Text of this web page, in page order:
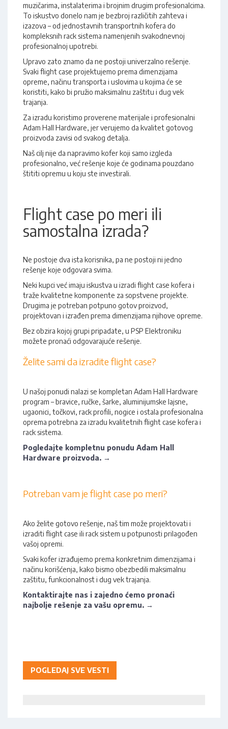
muzičarima, instalaterima i brojnim drugim profesionalcima.
To iskustvo donelo nam je bezbroj različitih zahteva i
izazova – od jednostavnih transportnih kofera do
kompleksnih rack sistema namenjenih svakodnevnoj
profesionalnoj upotrebi.
Upravo zato znamo da ne postoji univerzalno rešenje.
Svaki flight case projektujemo prema dimenzijama
opreme, načinu transporta i uslovima u kojima će se
koristiti, kako bi pružio maksimalnu zaštitu i dug vek
trajanja.
Za izradu koristimo proverene materijale i profesionalni
Adam Hall Hardware, jer verujemo da kvalitet gotovog
proizvoda zavisi od svakog detalja.
Naš cilj nije da napravimo kofer koji samo izgleda
profesionalno, već rešenje koje će godinama pouzdano
štititi opremu u koju ste investirali.
Flight case po meri ili
samostalna izrada?
Ne postoje dva ista korisnika, pa ne postoji ni jedno
rešenje koje odgovara svima.
Neki kupci već imaju iskustva u izradi flight case kofera i
traže kvalitetne komponente za sopstvene projekte.
Drugima je potreban potpuno gotov proizvod,
projektovan i izrađen prema dimenzijama njihove opreme.
Bez obzira kojoj grupi pripadate, u PSP Elektroniku
možete pronaći odgovarajuće rešenje.
Želite sami da izradite flight case?
U našoj ponudi nalazi se kompletan Adam Hall Hardware
program – bravice, ručke, šarke, aluminijumske lajsne,
ugaonici, točkovi, rack profili, nogice i ostala profesionalna
oprema potrebna za izradu kvalitetnih flight case kofera i
rack sistema.
Pogledajte kompletnu ponudu Adam Hall
Hardware proizvoda. →
Potreban vam je flight case po meri?
Ako želite gotovo rešenje, naš tim može projektovati i
izraditi flight case ili rack sistem u potpunosti prilagođen
vašoj opremi.
Svaki kofer izrađujemo prema konkretnim dimenzijama i
načinu korišćenja, kako bismo obezbedili maksimalnu
zaštitu, funkcionalnost i dug vek trajanja.
Kontaktirajte nas i zajedno ćemo pronaći
najbolje rešenje za vašu opremu. →
POGLEDAJ SVE VESTI